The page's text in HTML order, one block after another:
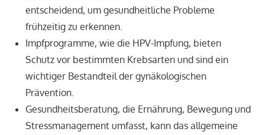
entscheidend, um gesundheitliche Probleme
frühzeitig zu erkennen.
Impfprogramme, wie die HPV-Impfung, bieten
Schutz vor bestimmten Krebsarten und sind ein
wichtiger Bestandteil der gynäkologischen
Prävention.
Gesundheitsberatung, die Ernährung, Bewegung und
Stressmanagement umfasst, kann das allgemeine